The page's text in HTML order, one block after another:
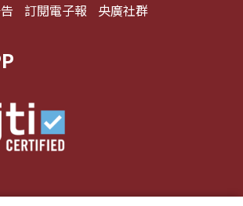
訂閱電子報 央廣社群